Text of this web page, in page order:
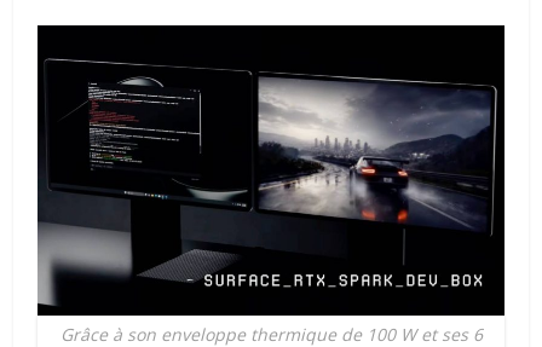
Grâce à son enveloppe thermique de 100 W et ses 6